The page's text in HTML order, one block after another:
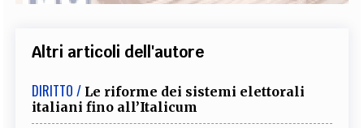
Altri articoli dell'autore
DIRITTO / Le riforme dei sistemi elettorali
italiani fino all’Italicum